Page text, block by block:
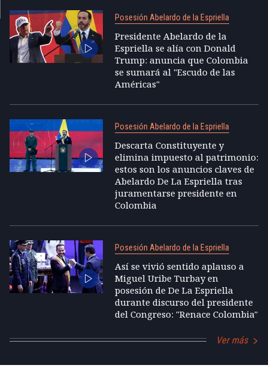
Posesión Abelardo de la Espriella
Presidente Abelardo de la
Espriella se alía con Donald
Trump: anuncia que Colombia
se sumará al "Escudo de las
Américas"
Posesión Abelardo de la Espriella
Descarta Constituyente y
elimina impuesto al patrimonio:
estos son los anuncios claves de
Abelardo De La Espriella tras
juramentarse presidente en
Colombia
Posesión Abelardo de la Espriella
Así se vivió sentido aplauso a
Miguel Uribe Turbay en
posesión de De La Espriella
durante discurso del presidente
del Congreso: "Renace Colombia"
Ver más